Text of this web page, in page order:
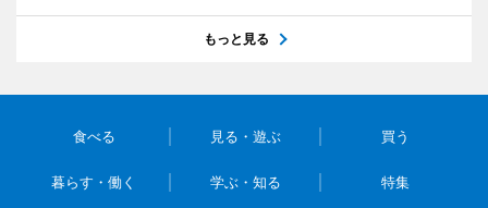
もっと見る
食べる 見る・遊ぶ 買う
暮らす・働く 学ぶ・知る 特集